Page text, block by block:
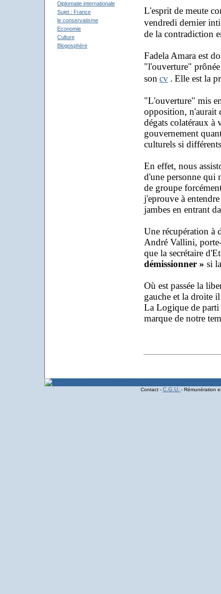
Diplomatie internationale
Sujet : France
le conservatisme
Economie
Culture
Blogosphère
L'esprit de meute
vendredi dernier
de la contradiction
Fadela Amara est
"l'ouverture"
son cv . Elle est la
"L'ouverture" mis
opposition, n'aurait
dégats colatéraux à
gouvernement
culturels si
En effet, nous
d'une personne qui
de groupe
j'eprouve à
jambes en entrant
Une récupération à
André Vallini,
que la secrétaire
démissionner » si
Où est passée la
gauche et la droite
La Logique de parti
marque de notre
Contact - C.G.U. - Rémunération